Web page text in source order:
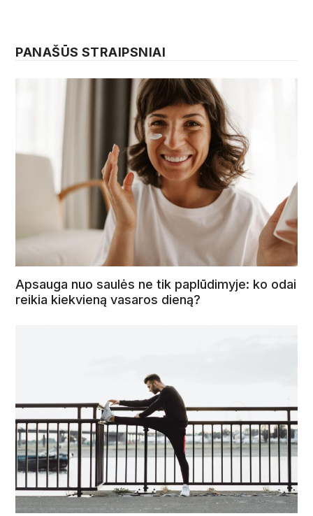
PANAŠŪS STRAIPSNIAI
Apsauga nuo saulės ne tik paplūdimyje: ko odai
reikia kiekvieną vasaros dieną?